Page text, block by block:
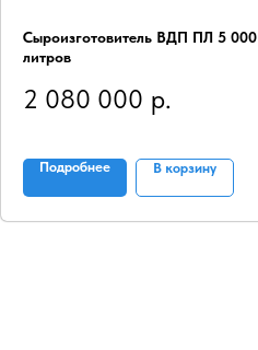
Сыроизготовитель ВДП ПЛ 5 000
литров
2 080 000 р.
Подробнее В корзину